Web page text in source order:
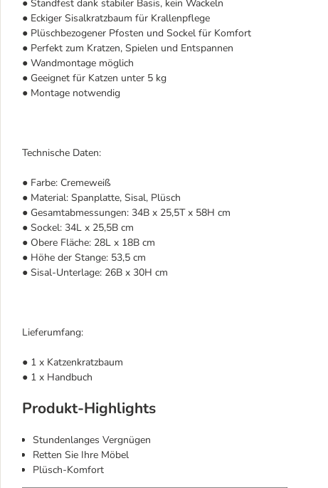
● Standfest dank stabiler Basis, kein Wackeln
● Eckiger Sisalkratzbaum für Krallenpflege
● Plüschbezogener Pfosten und Sockel für Komfort
● Perfekt zum Kratzen, Spielen und Entspannen
● Wandmontage möglich
● Geeignet für Katzen unter 5 kg
● Montage notwendig
Technische Daten:
● Farbe: Cremeweiß
● Material: Spanplatte, Sisal, Plüsch
● Gesamtabmessungen: 34B x 25,5T x 58H cm
● Sockel: 34L x 25,5B cm
● Obere Fläche: 28L x 18B cm
● Höhe der Stange: 53,5 cm
● Sisal-Unterlage: 26B x 30H cm
Lieferumfang:
● 1 x Katzenkratzbaum
● 1 x Handbuch
Produkt-Highlights
Stundenlanges Vergnügen
Retten Sie Ihre Möbel
Plüsch-Komfort